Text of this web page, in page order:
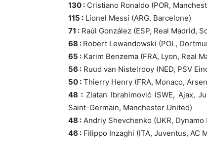
130 : Cristiano Ronaldo (POR,
115 : Lionel Messi (ARG, Barcelone)
71 : Raúl González (ESP, Real Madrid,
68 : Robert Lewandowski (POL,
65 : Karim Benzema (FRA, Lyon, Real
56 : Ruud van Nistelrooy (NED, PSV
50 : Thierry Henry (FRA, Monaco,
48 :Zlatan Ibrahimović (SWE, Ajax,
Saint-Germain, Manchester United)
48 : Andriy Shevchenko (UKR, Dynamo
46 : Filippo Inzaghi (ITA, Juventus, AC